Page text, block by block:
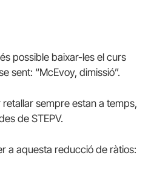
possible baixar-les el curs
sent: “McEvoy, dimissió”.
retallar sempre estan a temps,
de STEPV.
a aquesta reducció de ràtios: